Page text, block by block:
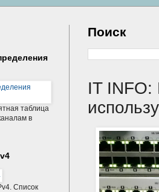
Поиск
IT INFO:
таблица
в
Список